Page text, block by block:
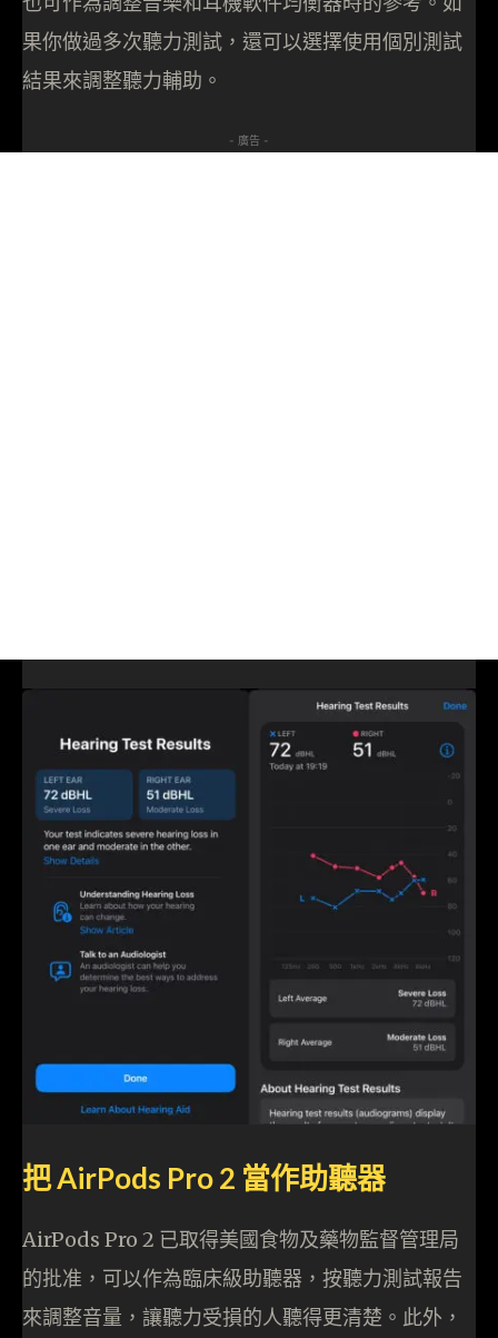
果你做過多次聽力測試，還可以選擇使用個別測試
結果來調整聽力輔助。
- 廣告 -
把 AirPods Pro 2 當作助聽器
AirPods Pro 2 已取得美國食物及藥物監督管理局
的批准，可以作為臨床級助聽器，按聽力測試報告
來調整音量，讓聽力受損的人聽得更清楚。此外，